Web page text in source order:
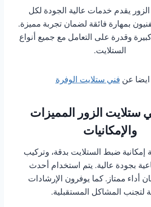
يقدم خدمات عالية الجودة لكل
بمهارة فائقة لضمان تجربة مميزة.
وقدرة على التعامل مع جميع أنواع
الستلايت.
ايضا عنفني ستلايت الوفرة
ستلايت الزور المميزات
والإمكانيات
ضبط الستلايت بدقة، وتركيب
بجودة عالية. يتم استخدام أحدث
أداء ممتاز. كما يوفرون الإرشادات
لتجنب المشاكل المستقبلية.